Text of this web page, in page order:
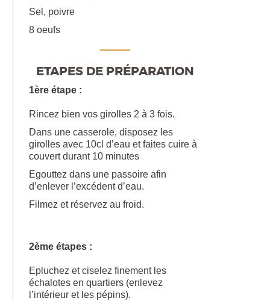
Sel, poivre
8 oeufs
ETAPES DE PRÉPARATION
1ère étape :
Rincez bien vos girolles 2 à 3 fois.
Dans une casserole, disposez les
girolles avec 10cl d’eau et faites cuire à
couvert durant 10 minutes
Egouttez dans une passoire afin
d’enlever l’excédent d’eau.
Filmez et réservez au froid.
2ème étapes :
Epluchez et ciselez finement les
échalotes en quartiers (enlevez
l’intérieur et les pépins).